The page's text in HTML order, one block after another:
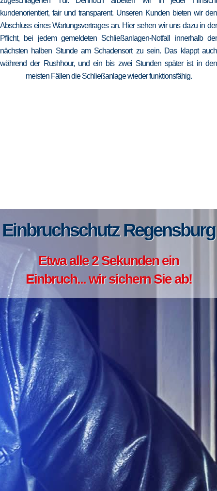
kundenorientiert, fair und transparent. Unseren Kunden bieten wir den
Abschluss eines Wartungsvertrages an. Hier sehen wir uns dazu in der
Pflicht, bei jedem gemeldeten Schließanlagen-Notfall innerhalb der
nächsten halben Stunde am Schadensort zu sein. Das klappt auch
während der Rushhour, und ein bis zwei Stunden später ist in den
meisten Fällen die Schließanlage wieder funktionsfähig.
Einbruchschutz Regensburg
Etwa alle 2 Sekunden ein
Einbruch... wir sichern Sie ab!